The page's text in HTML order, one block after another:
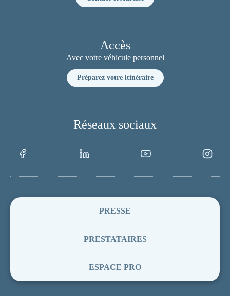
Accès
Avec votre véhicule personnel
Préparez votre itinéraire
Réseaux sociaux
Instagram
PRESSE
PRESTATAIRES
ESPACE PRO